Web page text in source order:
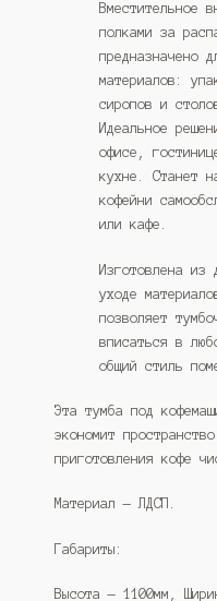
Вместительное
полками за
предназначено
материалов:
сиропов и
Идеальное
офисе,
кухне. Станет
кофейни
или кафе.
Изготовлена из
уходе
позволяет
вписаться в
общий стиль
Эта тумба под
экономит
приготовления кофе
Материал — ЛДСП.
Габариты:
Высота — 1100мм,